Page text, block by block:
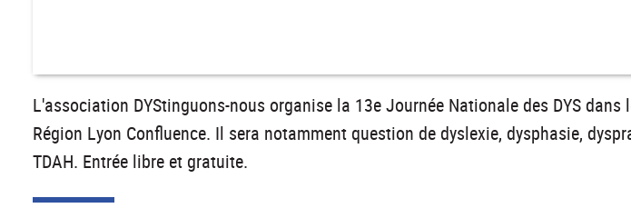
L'association DYStinguons-nous organise la 13e Journée Nationale des DYS dans
Région Lyon Confluence. Il sera notamment question de dyslexie, dysphasie,
TDAH. Entrée libre et gratuite.